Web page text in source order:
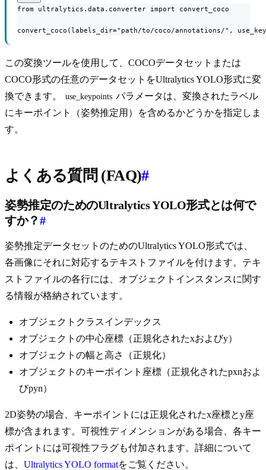
from ultralytics.data.converter import convert_coco
convert_coco(labels_dir="path/to/coco/annotations/",
この変換ツールを使用して、COCOデータセットまたは
COCO形式の任意のデータセットをUltralytics YOLO形式に変
換できます。
use_keypoints パラメータは、変換されたラベル
にキーポイント（姿勢推定用）を含めるかどうかを指定しま
す。
よくある質問 (FAQ)#
姿勢推定のためのUltralytics YOLO形式とは何で
すか？#
姿勢推定データセットのためのUltralytics YOLO形式では、
各画像にそれに対応するテキストファイルを付けます。テキ
ストファイルの各行には、オブジェクトインスタンスに関す
る情報が格納されています。
オブジェクトクラスインデックス
オブジェクトの中心座標（正規化されたxおよびy）
オブジェクトの幅と高さ（正規化）
オブジェクトのキーポイント座標（正規化されたpxnおよ
びpyn）
2D姿勢の場合、キーポイントには正規化されたx座標とy座
標が含まれます。可視性ディメンションがある場合、各キー
ポイントには可視性フラグも付加されます。詳細について
は、 Ultralytics YOLO formatをご覧ください。